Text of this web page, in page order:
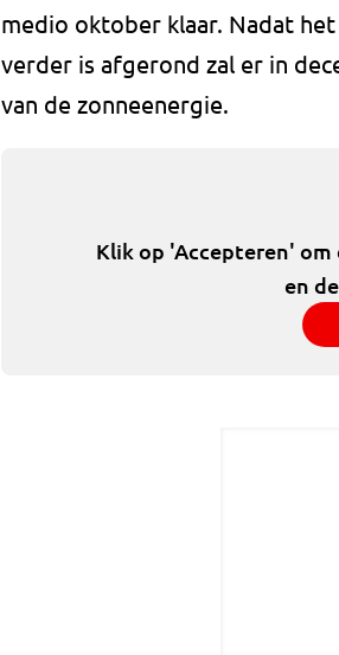
medio oktober klaar. Nadat
verder is afgerond zal er in
van de zonneenergie.
Klik op 'Accepteren' om
en